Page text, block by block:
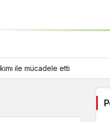
ile mücadele etti